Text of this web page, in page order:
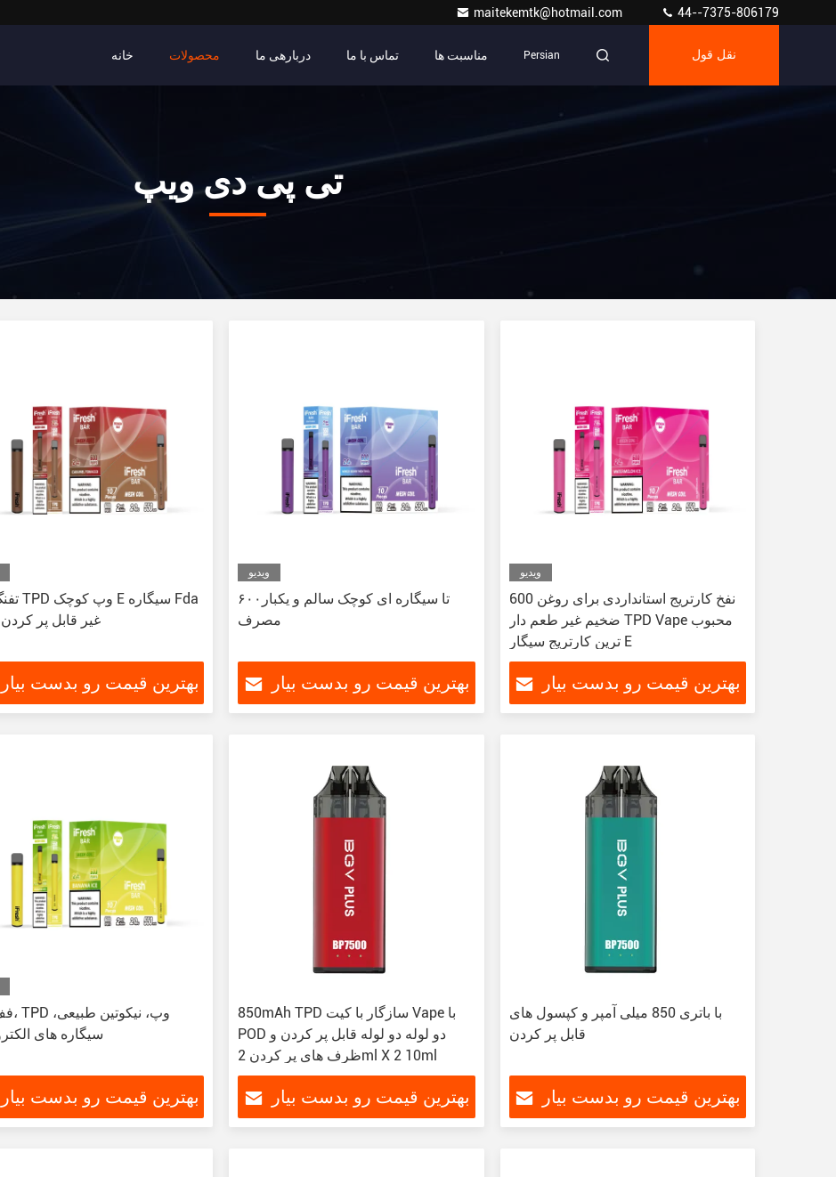
maitekemtk@hotmail.com 44--7375-806179
خانه محصولات دربارهی ما تماس با ما مناسبت ها Persian نقل قول
تی پی دی ویپ
غیر قابل پر
بهترین قیمت رو بدست بیار
ویدیو
۶۰۰تا سیگاره ای کوچک سالم و یکبار
مصرف
بهترین قیمت رو بدست بیار
ویدیو
600 نفخ کارتریج استانداردی برای روغن
ضخیم غیر طعم دار TPD Vape محبوب
ترین کارتریج سیگار E
بهترین قیمت رو بدست بیار
سیگاره های
بهترین قیمت رو بدست بیار
850mAh TPD سازگار با کیت Vape با
POD دو لوله دو لوله قابل پر کردن و
ظرف های پر کردن 2ml X 2 10ml
بهترین قیمت رو بدست بیار
با باتری 850 میلی آمپر و کپسول های
قابل پر کردن
بهترین قیمت رو بدست بیار